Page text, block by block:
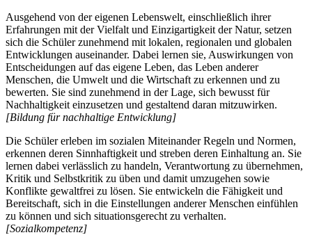
Ausgehend von der eigenen Lebenswelt, einschließlich ihrer
Erfahrungen mit der Vielfalt und Einzigartigkeit der Natur, setzen
sich die Schüler zunehmend mit lokalen, regionalen und globalen
Entwicklungen auseinander. Dabei lernen sie, Auswirkungen von
Entscheidungen auf das eigene Leben, das Leben anderer
Menschen, die Umwelt und die Wirtschaft zu erkennen und zu
bewerten. Sie sind zunehmend in der Lage, sich bewusst für
Nachhaltigkeit einzusetzen und gestaltend daran mitzuwirken.
[Bildung für nachhaltige Entwicklung]
Die Schüler erleben im sozialen Miteinander Regeln und Normen,
erkennen deren Sinnhaftigkeit und streben deren Einhaltung an. Sie
lernen dabei verlässlich zu handeln, Verantwortung zu übernehmen,
Kritik und Selbstkritik zu üben und damit umzugehen sowie
Konflikte gewaltfrei zu lösen. Sie entwickeln die Fähigkeit und
Bereitschaft, sich in die Einstellungen anderer Menschen einfühlen
zu können und sich situationsgerecht zu verhalten.
[Sozialkompetenz]